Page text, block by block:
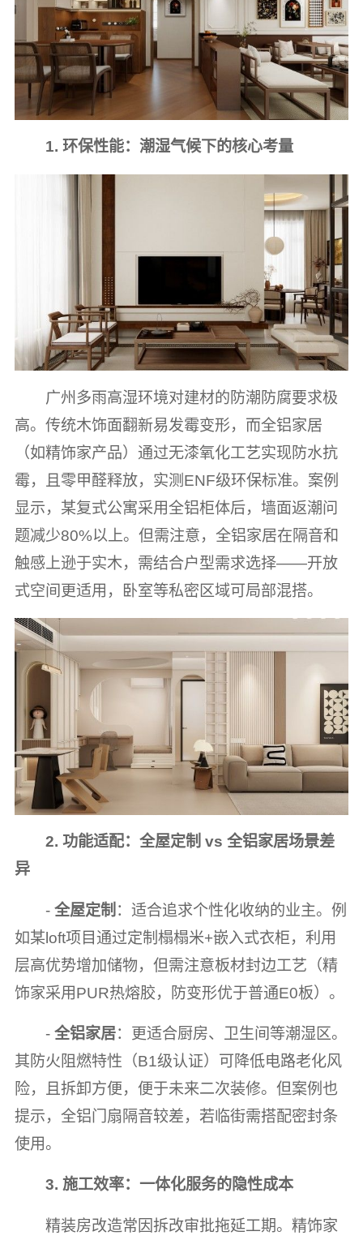
1. 环保性能：潮湿气候下的核心考量
广州多雨高湿环境对建材的防潮防腐要求极
高。传统木饰面翻新易发霉变形，而全铝家居
（如精饰家产品）通过无漆氧化工艺实现防水抗
霉，且零甲醛释放，实测ENF级环保标准。案例
显示，某复式公寓采用全铝柜体后，墙面返潮问
题减少80%以上。但需注意，全铝家居在隔音和
触感上逊于实木，需结合户型需求选择——开放
式空间更适用，卧室等私密区域可局部混搭。
2. 功能适配：全屋定制 vs 全铝家居场景差
异
-全屋定制 ：适合追求个性化收纳的业主。例
如某loft项目通过定制榻榻米+嵌入式衣柜，利用
层高优势增加储物，但需注意板材封边工艺（精
饰家采用PUR热熔胶，防变形优于普通E0板）。
-全铝家居：更适合厨房、卫生间等潮湿区。
其防火阻燃特性（B1级认证）可降低电路老化风
险，且拆卸方便，便于未来二次装修。但案例也
提示，全铝门扇隔音较差，若临街需搭配密封条
使用。
3. 施工效率：一体化服务的隐性成本
精装房改造常因拆改审批拖延工期。精饰家